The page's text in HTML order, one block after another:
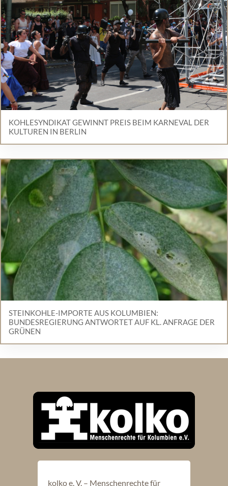
KOHLESYNDIKAT GEWINNT PREIS BEIM KARNEVAL DER
KULTUREN IN BERLIN
STEINKOHLE-IMPORTE AUS KOLUMBIEN:
BUNDESREGIERUNG ANTWORTET AUF KL. ANFRAGE DER
GRÜNEN
kolko e. V. – Menschenrechte für